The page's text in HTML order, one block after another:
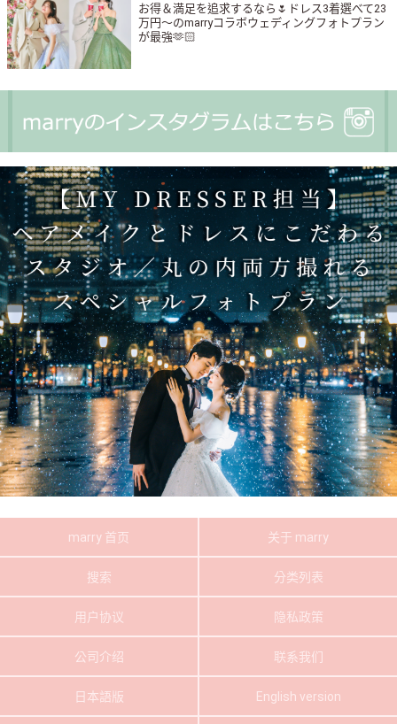
お得＆満足を追求するなら🌷ドレス3着選べて23
万円〜のmarryコラボウェディングフォトプラン
が最強🫶🏻
marry 首页 关于 marry
搜索 分类列表
用户协议 隐私政策
公司介绍 联系我们
日本語版 English version